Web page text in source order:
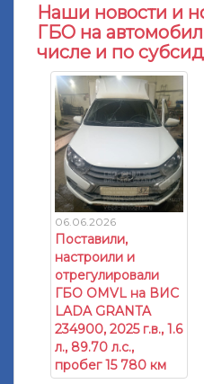
Наши новости и
ГБО на
числе и по
06.06.2026
Поставили,
настроили и
отрегулировали
ГБО OMVL на ВИС
LADA GRANTA
234900, 2025 г.в., 1.6
л., 89.70 л.с.,
пробег 15 780 км